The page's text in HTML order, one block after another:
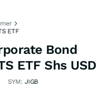
ETF
Bond
ETF Shs USD
SYM: JIGB